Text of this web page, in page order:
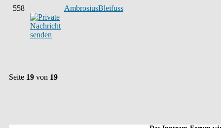
558 AmbrosiusBleifuss
Seite 19 von 19